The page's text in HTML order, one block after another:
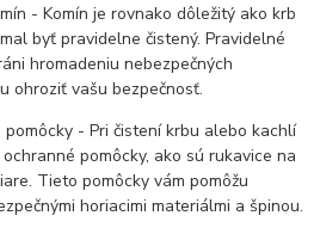
- Komín je rovnako dôležitý ako krb
byť pravidelne čistený. Pravidelné
hromadeniu nebezpečných
ohroziť vašu bezpečnosť.
- Pri čistení krbu alebo kachlí
pomôcky, ako sú rukavice na
Tieto pomôcky vám pomôžu
horiacimi materiálmi a špinou.